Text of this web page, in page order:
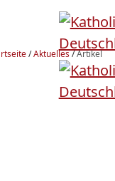
/Aktuelles/Artikel